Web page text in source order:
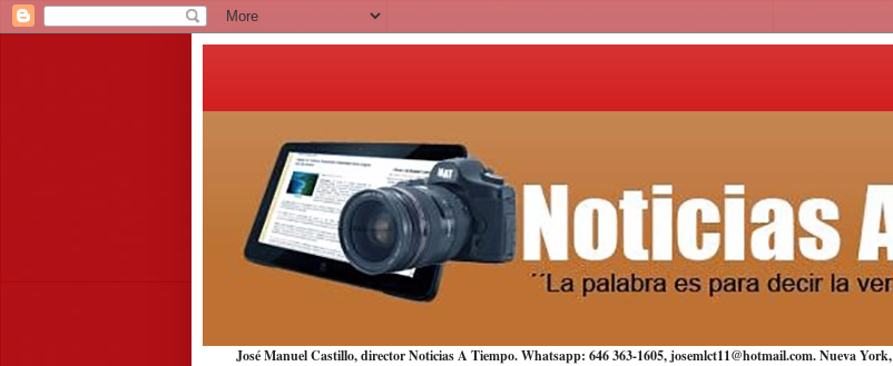
José Manuel Castillo, director Noticias A Tiempo. Whatsapp: 646 363-1605, josemlct11@hotmail.com. Nueva York,